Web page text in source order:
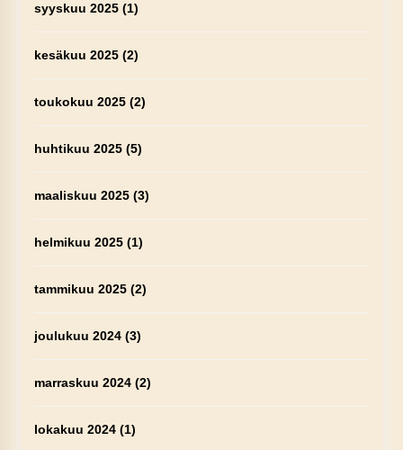
syyskuu 2025(1)
kesäkuu 2025(2)
toukokuu 2025(2)
huhtikuu 2025(5)
maaliskuu 2025(3)
helmikuu 2025(1)
tammikuu 2025(2)
joulukuu 2024(3)
marraskuu 2024(2)
lokakuu 2024(1)